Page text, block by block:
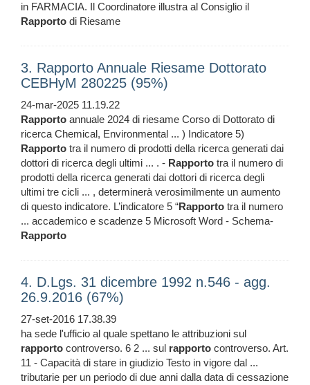
in FARMACIA. Il Coordinatore illustra al Consiglio il
Rapporto di Riesame
3. Rapporto Annuale Riesame Dottorato
CEBHyM 280225 (95%)
24-mar-2025 11.19.22
Rapporto annuale 2024 di riesame Corso di Dottorato di
ricerca Chemical, Environmental ... ) Indicatore 5)
Rapporto tra il numero di prodotti della ricerca generati dai
dottori di ricerca degli ultimi ... . - Rapporto tra il numero di
prodotti della ricerca generati dai dottori di ricerca degli
ultimi tre cicli ... , determinerà verosimilmente un aumento
di questo indicatore. L’indicatore 5 “Rapporto tra il numero
... accademico e scadenze 5 Microsoft Word - Schema-
Rapporto
4. D.Lgs. 31 dicembre 1992 n.546 - agg.
26.9.2016 (67%)
27-set-2016 17.38.39
ha sede l'ufficio al quale spettano le attribuzioni sul
rapporto controverso. 6 2 ... sul rapporto controverso. Art.
11 - Capacità di stare in giudizio Testo in vigore dal ...
tributarie per un periodo di due anni dalla data di cessazione